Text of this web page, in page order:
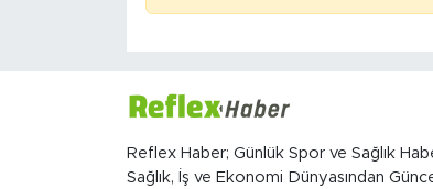
Reflex Haber; Günlük Spor ve Sağlık
Sağlık, İş ve Ekonomi Dünyasından